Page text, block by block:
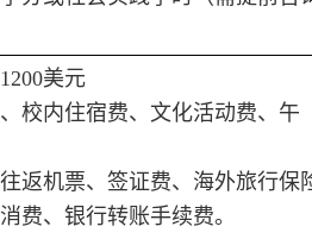
美元
校内住宿费、文化活动费、午
返机票、签证费、海外旅行保
费、银行转账手续费。